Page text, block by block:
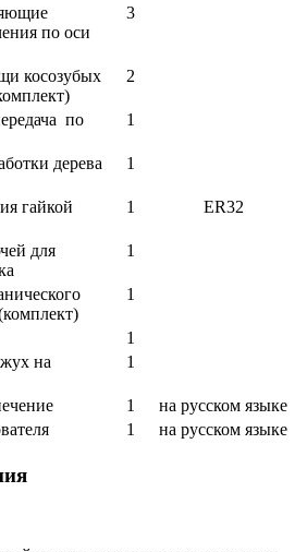
по оси
3
косозубых
2
по
1
дерева
1
гайкой
1 ER32
для
1
1
1
на
1
1
на русском языке
1 на русском языке